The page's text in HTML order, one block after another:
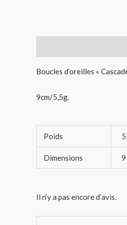
Boucles d’oreilles «
9cm/5,5g.
Poids
Dimensions 9
Il n’y a pas encore d’avis.